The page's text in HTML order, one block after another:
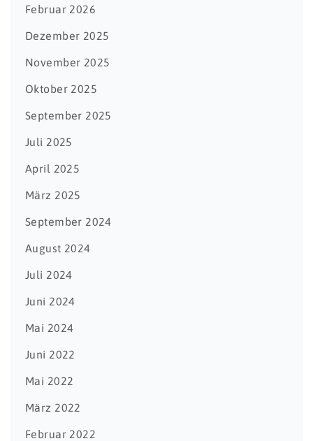
Februar 2026
Dezember 2025
November 2025
Oktober 2025
September 2025
Juli 2025
April 2025
März 2025
September 2024
August 2024
Juli 2024
Juni 2024
Mai 2024
Juni 2022
Mai 2022
März 2022
Februar 2022